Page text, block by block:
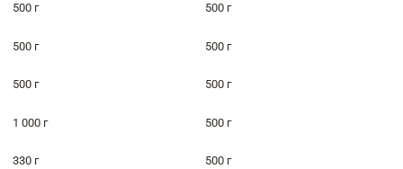
500 г 500 г
500 г 500 г
500 г 500 г
1 000 г 500 г
330 г 500 г